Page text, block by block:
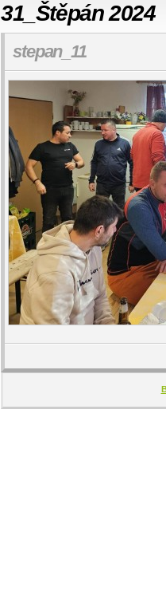
31_Štěpán 2024
stepan_11